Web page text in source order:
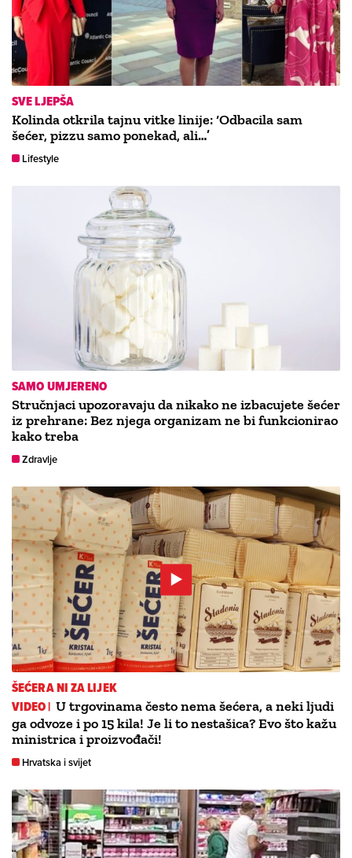
SVE LJEPŠA
Kolinda otkrila tajnu vitke linije: ‘Odbacila sam
šećer, pizzu samo ponekad, ali…’
Lifestyle
SAMO UMJERENO
Stručnjaci upozoravaju da nikako ne izbacujete šećer
iz prehrane: Bez njega organizam ne bi funkcionirao
kako treba
Zdravlje
ŠEĆERA NI ZA LIJEK
VIDEO | U trgovinama često nema šećera, a neki ljudi
ga odvoze i po 15 kila! Je li to nestašica? Evo što kažu
ministrica i proizvođači!
Hrvatska i svijet